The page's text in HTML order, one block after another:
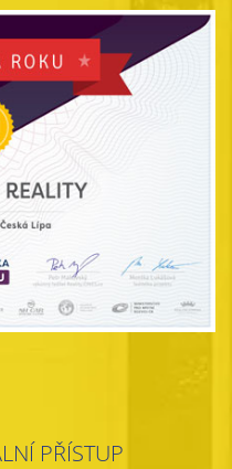
PŘÍSTUP